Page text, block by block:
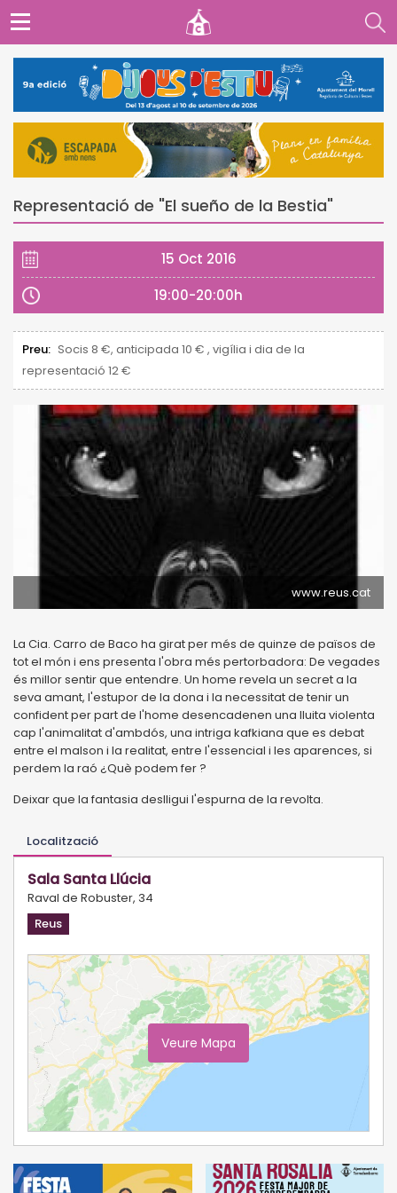
Representació de "El sueño de la Bestia"
15 Oct 2016
19:00-20:00h
Preu: Socis 8 €, anticipada 10 € , vigília i dia de la
representació 12 €
www.reus.cat
La Cia. Carro de Baco ha girat per més de quinze de països de
tot el món i ens presenta l'obra més pertorbadora: De vegades
és millor sentir que entendre. Un home revela un secret a la
seva amant, l'estupor de la dona i la necessitat de tenir un
confident per part de l'home desencadenen una lluita violenta
cap l'animalitat d'ambdós, una intriga kafkiana que es debat
entre el malson i la realitat, entre l'essencial i les aparences, si
perdem la raó ¿Què podem fer ?
Deixar que la fantasia deslligui l'espurna de la revolta.
Localització
Sala Santa Llúcia
Raval de Robuster, 34
Reus
Veure Mapa